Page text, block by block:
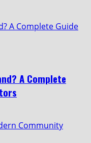
A Complete Guide
A Complete
Community